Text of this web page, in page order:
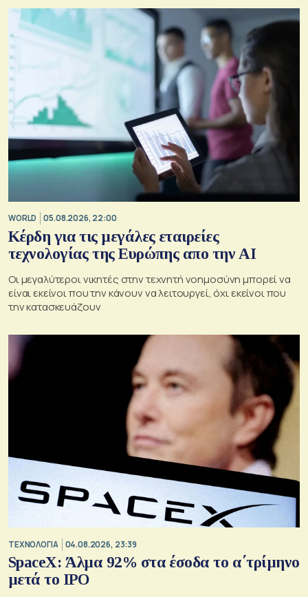
WORLD 05.08.2026, 22:00
Κέρδη για τις μεγάλες εταιρείες
τεχνολογίας της Ευρώπης απο την AI
Οι μεγαλύτεροι νικητές στην τεχνητή νοημοσύνη μπορεί να
είναι εκείνοι που την κάνουν να λειτουργεί, όχι εκείνοι που
την κατασκευάζουν
ΤΕΧΝΟΛΟΓΙΑ 04.08.2026, 23:39
SpaceX: Άλμα 92% στα έσοδα το α΄τρίμηνο
μετά το IPO